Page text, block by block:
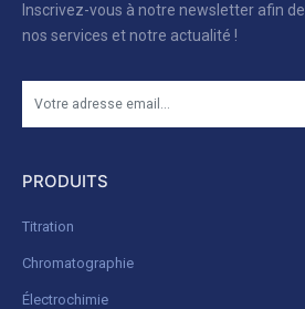
Inscrivez-vous à notre newsletter afin
nos services et notre actualité !
PRODUITS
Titration
Chromatographie
Électrochimie